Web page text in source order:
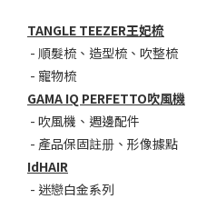
TANGLE TEEZER王妃梳
- 順髮梳 、 造型梳 、 吹整梳
- 寵物梳
GAMA IQ PERFETTO吹風機
- 吹風機 、 週邊配件
- 產品保固註册 、 形像據點
IdHAIR
- 迷戀白金系列